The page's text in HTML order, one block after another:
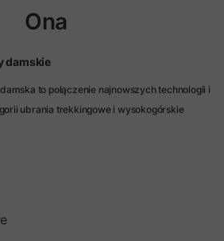
Ona
damskie
to połączenie najnowszych technologii i
ubrania trekkingowe i wysokogórskie
w każdych warunkach. Oferujemy damską